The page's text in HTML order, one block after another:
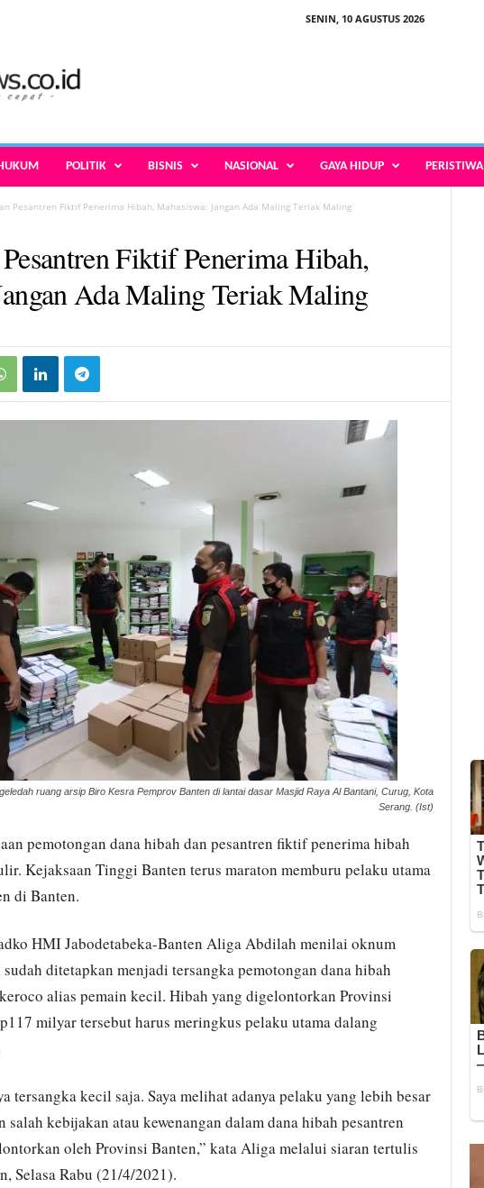
SENIN, 10 AGUSTUS 2026
POLITIK BISNIS NASIONAL GAYA HIDUP PERISTIWA
Pesantren Fiktif Penerima Hibah, Mahasiswa: Jangan Ada Maling Teriak Maling
Fiktif Penerima Hibah,
Ada Maling Teriak Maling
ruang arsip Biro Kesra Pemprov Banten di lantai dasar Masjid Raya Al Bantani, Curug, Kota
Serang. (Ist)
pemotongan dana hibah dan pesantren fiktif penerima hibah
Kejaksaan Tinggi Banten terus maraton memburu pelaku utama
di Banten.
HMI Jabodetabeka-Banten Aliga Abdilah menilai oknum
ditetapkan menjadi tersangka pemotongan dana hibah
alias pemain kecil. Hibah yang digelontorkan Provinsi
milyar tersebut harus meringkus pelaku utama dalang
tersangka kecil saja. Saya melihat adanya pelaku yang lebih besar
salah kebijakan atau kewenangan dalam dana hibah pesantren
oleh Provinsi Banten,” kata Aliga melalui siaran tertulis
Selasa Rabu (21/4/2021).